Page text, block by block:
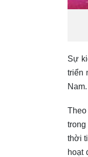
Sự
triển
Nam.
thời
hoạt